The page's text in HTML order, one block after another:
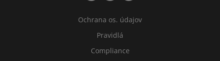
Ochrana os. údajov
Pravidlá
Compliance